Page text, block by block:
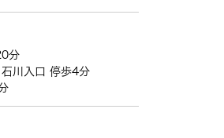
分
川入口 停歩4分